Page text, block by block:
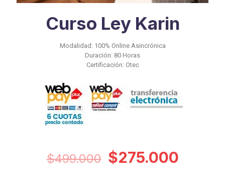
Curso Ley Karin
Modalidad: 100% Online Asincrónica
Duración: 80 Horas
Certificación: Otec
$499.000 Original
$275.000